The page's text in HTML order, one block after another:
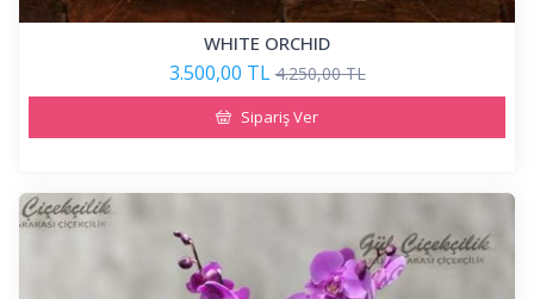
WHITE ORCHID
3.500,00 TL 4.250,00 TL
Sipariş Ver